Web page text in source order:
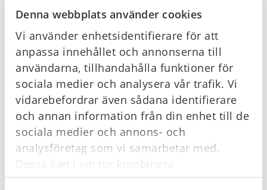
Denna webbplats använder cookies
Vi använder enhetsidentifierare för att
anpassa innehållet och annonserna till
användarna, tillhandahålla funktioner för
sociala medier och analysera vår trafik. Vi
vidarebefordrar även sådana identifierare
och annan information från din enhet till de
sociala medier och annons- och
analysföretag som vi samarbetar med.
Dessa kan i sin tur kombinera
informationen med annan information som
Relaterade produkter
I lager
ProAid Akutväska
räddning, Röd
I lager
för övning, 10-pack